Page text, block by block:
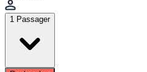
1 Passager